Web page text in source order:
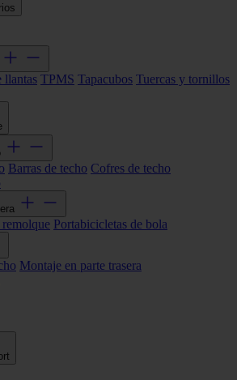
llantas TPMS Tapacubos Tuercas y tornillos
Barras de techo Cofres de techo
remolque Portabicicletas de bola
Montaje en parte trasera